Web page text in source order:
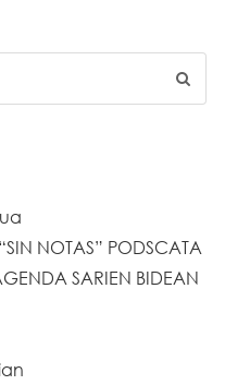
NOTAS” PODSCATA
SARIEN BIDEAN